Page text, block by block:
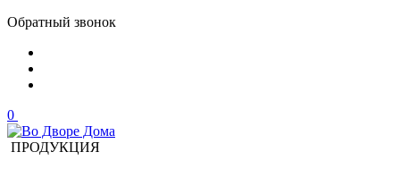
Обратный звонок
0
ПРОДУКЦИЯ